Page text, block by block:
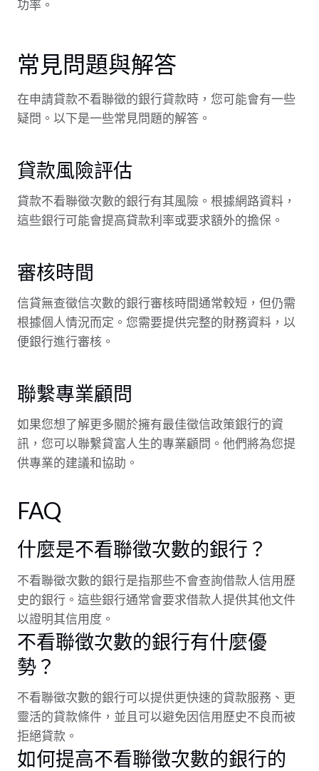
功率。
常見問題與解答
在申請貸款不看聯徵的銀行貸款時，您可能會有一些
疑問。以下是一些常見問題的解答。
貸款風險評估
貸款不看聯徵次數的銀行有其風險。根據網路資料，
這些銀行可能會提高貸款利率或要求額外的擔保。
審核時間
信貸無查徵信次數的銀行審核時間通常較短，但仍需
根據個人情況而定。您需要提供完整的財務資料，以
便銀行進行審核。
聯繫專業顧問
如果您想了解更多關於擁有最佳徵信政策銀行的資
訊，您可以聯繫貸富人生的專業顧問。他們將為您提
供專業的建議和協助。
FAQ
什麼是不看聯徵次數的銀行？
不看聯徵次數的銀行是指那些不會查詢借款人信用歷
史的銀行。這些銀行通常會要求借款人提供其他文件
以證明其信用度。
不看聯徵次數的銀行有什麼優
勢？
不看聯徵次數的銀行可以提供更快速的貸款服務、更
靈活的貸款條件，並且可以避免因信用歷史不良而被
拒絕貸款。
如何提高不看聯徵次數的銀行的